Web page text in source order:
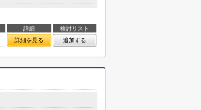
詳細
検討リスト
詳細を見る 追加する